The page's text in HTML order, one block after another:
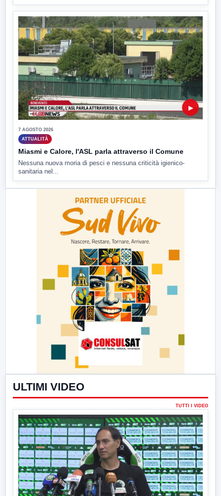
▶
7 AGOSTO 2026
ATTUALITÀ
Miasmi e Calore, l'ASL parla attraverso il Comune
Nessuna nuova moria di pesci e nessuna criticità igienico-
sanitaria nel...
ULTIMI VIDEO
TUTTI I VIDEO